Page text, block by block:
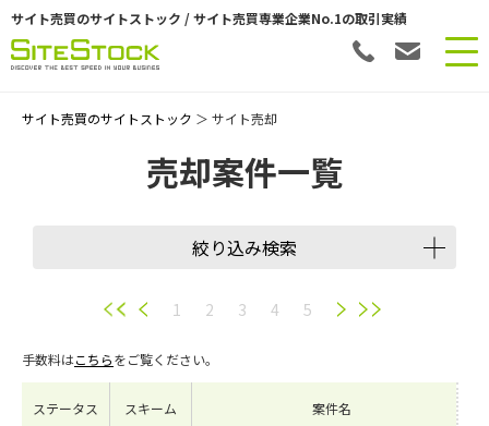
サイト売買のサイトストック / サイト売買専業企業No.1の取引実績
サイト売買のサイトストック ＞ サイト売却
売却案件一覧
絞り込み検索
譲渡スキーム
会員数
1 2 3 4 5
手数料はこちらをご覧ください。
ステータス スキーム 案件名